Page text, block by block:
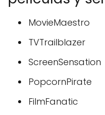
MovieMaestro
TVTrailblazer
ScreenSensation
PopcornPirate
FilmFanatic